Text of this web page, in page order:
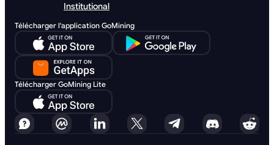
Institutional
Télécharger l'application GoMining
Télécharger GoMining Lite